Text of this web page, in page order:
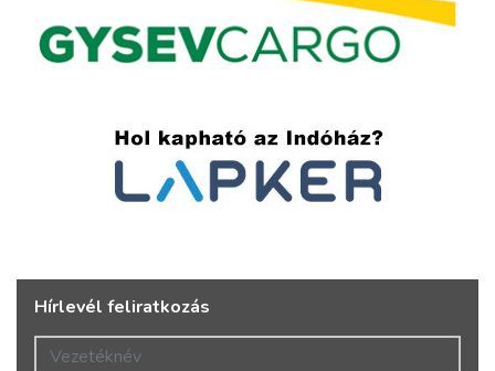
Hírlevél feliratkozás
Vezetéknév